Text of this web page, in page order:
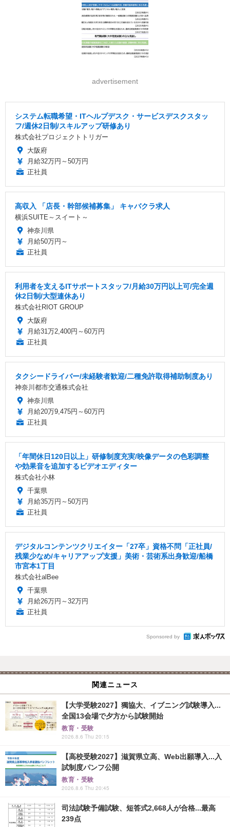
advertisement
システム転職希望・ITヘルプデスク・サービスデスクスタッ
フ/週休2日制/スキルアップ研修あり
株式会社プロジェクトトリガー
大阪府
月給32万円～50万円
正社員
高収入 「店長・幹部候補募集」 キャバクラ求人
横浜SUITE～スイート～
神奈川県
月給50万円～
正社員
利用者を支えるITサポートスタッフ/月給30万円以上可/完全週
休2日制/大型連休あり
株式会社RIOT GROUP
大阪府
月給31万2,400円～60万円
正社員
タクシードライバー/未経験者歓迎/二種免許取得補助制度あり
神奈川都市交通株式会社
神奈川県
月給20万9,475円～60万円
正社員
「年間休日120日以上」研修制度充実/映像データの色彩調整
や効果音を追加するビデオエディター
株式会社小林
千葉県
月給35万円～50万円
正社員
デジタルコンテンツクリエイター「27卒」資格不問「正社員/
残業少なめ/キャリアアップ支援」美術・芸術系出身歓迎/船橋
市宮本1丁目
株式会社alBee
千葉県
月給26万円～32万円
正社員
Sponsored by
関連ニュース
【大学受験2027】獨協大、イブニング試験導入...
全国13会場で夕方から試験開始
教育・受験
2026.8.6 Thu 20:15
【高校受験2027】滋賀県立高、Web出願導入...入
試制度パンフ公開
教育・受験
2026.8.6 Thu 20:45
司法試験予備試験、短答式2,668人が合格...最高
239点